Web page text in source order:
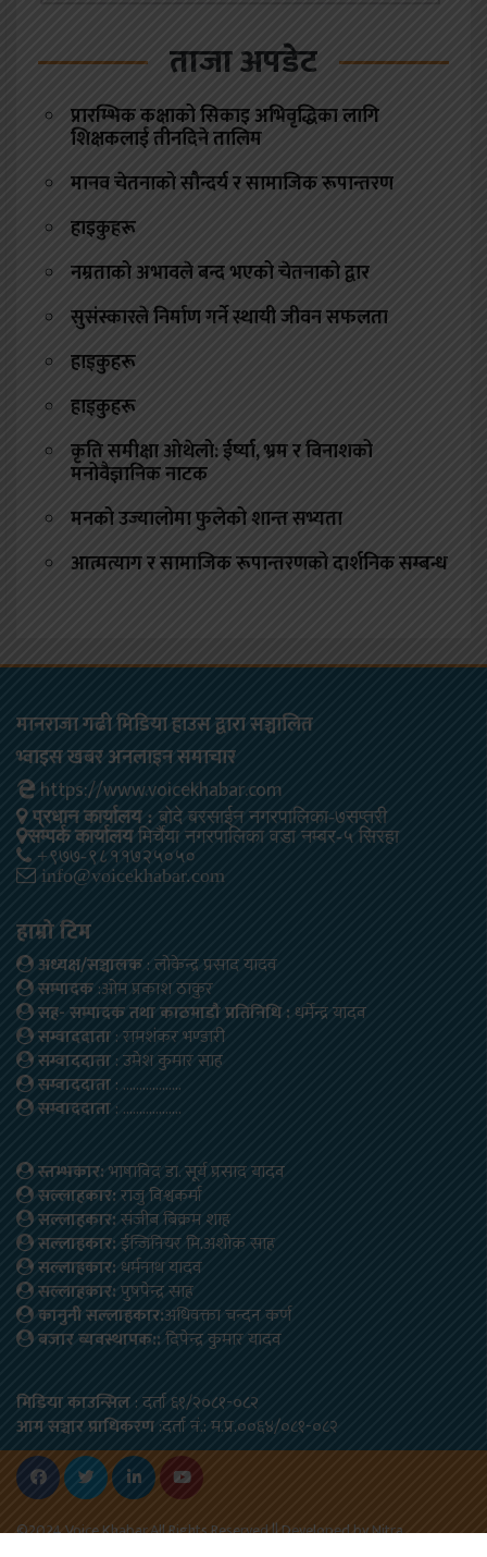
ताजा अपडेट
प्रारम्भिक कक्षाको सिकाइ अभिवृद्धिका लागि
शिक्षकलाई तीनदिने तालिम
मानव चेतनाको सौन्दर्य र सामाजिक रूपान्तरण
हाइकुहरू
नम्रताको अभावले बन्द भएको चेतनाको द्वार
सुसंस्कारले निर्माण गर्ने स्थायी जीवन सफलता
हाइकुहरू
हाइकुहरू
कृति समीक्षा ओथेलो: ईर्ष्या, भ्रम र विनाशको
मनोवैज्ञानिक नाटक
मनको उज्यालोमा फुलेको शान्त सभ्यता
आत्मत्याग र सामाजिक रूपान्तरणको दार्शनिक सम्बन्ध
मानराजा गढी मिडिया हाउस द्वारा सञ्चालित
भ्वाइस खबर अनलाइन समाचार
https://www.voicekhabar.com
प्रधान कार्यालय : बोदे बरसाईन नगरपालिका-७सप्तरी
सम्पर्क कार्यालयमिर्चैया नगरपालिका वडा नम्बर-५ सिरहा
+९७७-९८११७२५०५०
info@voicekhabar.com
हाम्रो टिम
अध्यक्ष/सञ्चालक: लोकेन्द्र प्रसाद यादव
सम्पादक:ओम प्रकाश ठाकुर
सह- सम्पादक तथा काठमाडौ प्रतिनिधि : धर्मेन्द्र यादव
सम्वाददाता: रामशंकर भण्डारी
सम्वाददाता: उमेश कुमार साह
सम्वाददाता: ………………
सम्वाददाता: ………………
स्तम्भकार:भाषाविद डा. सूर्य प्रसाद यादव
सल्लाहकार:राजु विश्वकर्मा
सल्लाहकार:संजीब बिक्रम शाह
सल्लाहकार:ईन्जिनियर मि.अशोक साह
सल्लाहकार: धर्मनाथ यादव
सल्लाहकार:पुषपेन्द्र साह
कानुनी सल्लाहकार:अधिवक्ता चन्दन कर्ण
बजार ब्यवस्थापक::दिपेन्द्र कुमार यादव
मिडिया काउन्सिल: दर्ता ६१/२०८१-०८२
आम सञ्चार प्राधिकरण:दर्ता नं.: म.प्र.००६४/०८१-०८२
©2024 Voice Khabar,All Rights Reserved.|| Developed byNitra